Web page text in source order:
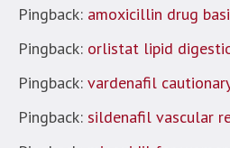
Pingback: amoxicillin drug
Pingback: orlistat lipid
Pingback: vardenafil
Pingback: sildenafil vascular